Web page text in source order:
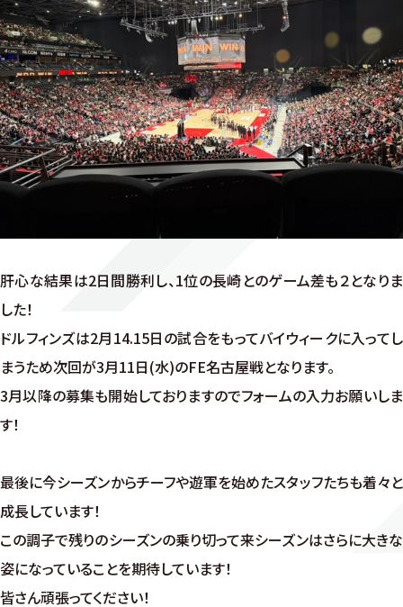
肝心な結果は2日間勝利し、1位の長崎とのゲーム差も２となりま
した！
ドルフィンズは2月14.15日の試合をもってバイウィークに入ってし
まうため次回が3月11日(水)のFE名古屋戦となります。
3月以降の募集も開始しておりますのでフォームの入力お願いしま
す！
最後に今シーズンからチーフや遊軍を始めたスタッフたちも着々と
成長しています！
この調子で残りのシーズンの乗り切って来シーズンはさらに大きな
姿になっていることを期待しています！
皆さん頑張ってください！